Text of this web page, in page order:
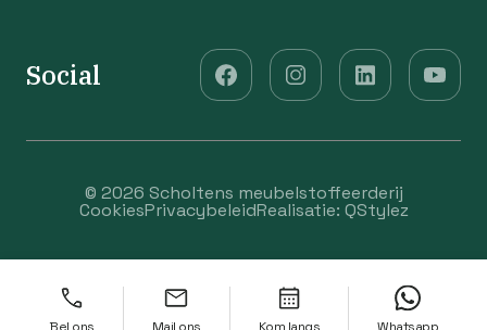
Social
© 2026 Scholtens meubelstoffeerderij
CookiesPrivacybeleidRealisatie: QStylez